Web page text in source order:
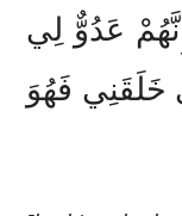
(76) فَإِنَّهُمْ عَدُوٌّ لِي
(77) الَّذِي خَلَقَنِي فَهُوَ